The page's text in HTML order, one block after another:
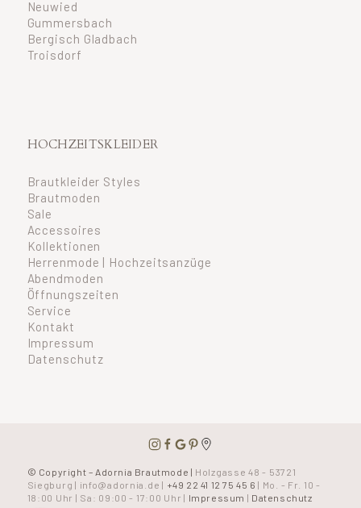
Neuwied
Gummersbach
Bergisch Gladbach
Troisdorf
HOCHZEITSKLEIDER
Brautkleider Styles
Brautmoden
Sale
Accessoires
Kollektionen
Herrenmode | Hochzeitsanzüge
Abendmoden
Öffnungszeiten
Service
Kontakt
Impressum
Datenschutz
© Copyright – Adornia Brautmode | Holzgasse 48 - 53721
Siegburg | info@adornia.de | +49 22 41 12 75 45 6 | Mo. - Fr. 10 -
18:00 Uhr | Sa: 09:00 - 17:00 Uhr | Impressum | Datenschutz